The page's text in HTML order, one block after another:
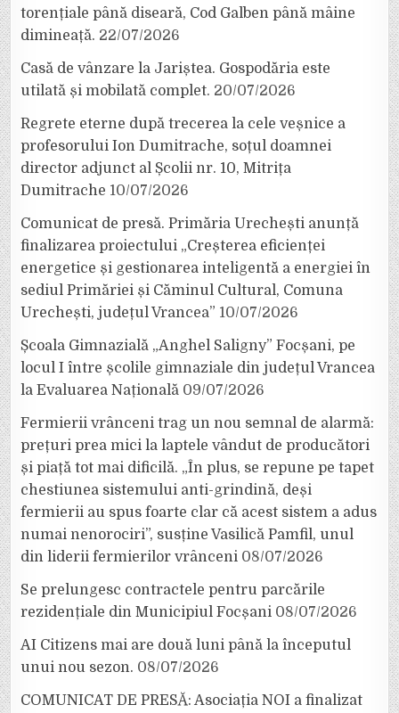
torențiale până diseară, Cod Galben până mâine
dimineață. 22/07/2026
Casă de vânzare la Jariștea. Gospodăria este
utilată și mobilată complet. 20/07/2026
Regrete eterne după trecerea la cele veșnice a
profesorului Ion Dumitrache, soțul doamnei
director adjunct al Școlii nr. 10, Mitrița
Dumitrache 10/07/2026
Comunicat de presă. Primăria Urechești anunță
finalizarea proiectului „Creșterea eficienței
energetice și gestionarea inteligentă a energiei în
sediul Primăriei și Căminul Cultural, Comuna
Urechești, județul Vrancea” 10/07/2026
Școala Gimnazială „Anghel Saligny” Focșani, pe
locul I între școlile gimnaziale din județul Vrancea
la Evaluarea Națională 09/07/2026
Fermierii vrânceni trag un nou semnal de alarmă:
prețuri prea mici la laptele vândut de producători
și piață tot mai dificilă. „În plus, se repune pe tapet
chestiunea sistemului anti-grindină, deși
fermierii au spus foarte clar că acest sistem a adus
numai nenorociri”, susține Vasilică Pamfil, unul
din liderii fermierilor vrânceni 08/07/2026
Se prelungesc contractele pentru parcările
rezidențiale din Municipiul Focșani 08/07/2026
AI Citizens mai are două luni până la începutul
unui nou sezon. 08/07/2026
COMUNICAT DE PRESĂ: Asociația NOI a finalizat